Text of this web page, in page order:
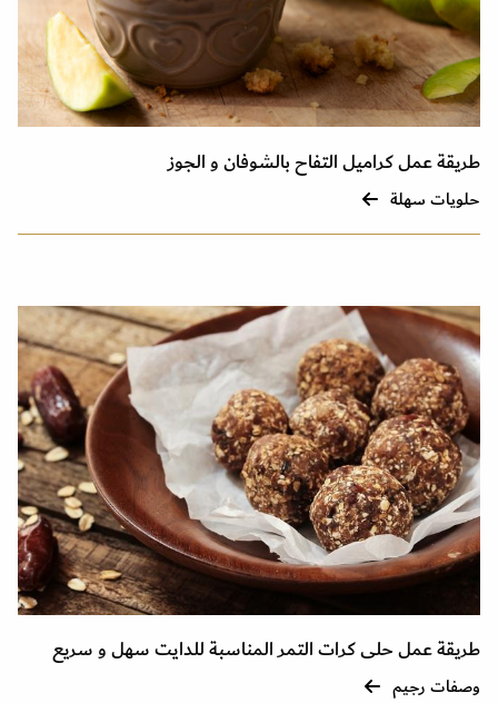
طريقة عمل كراميل التفاح بالشوفان و الجوز
حلويات سهلة
طريقة عمل حلى كرات التمر المناسبة للدايت سهل و سريع
وصفات رجيم